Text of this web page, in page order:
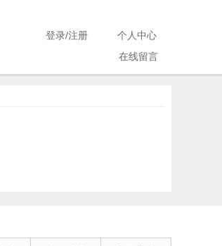
登录/注册
个人中心
在线留言